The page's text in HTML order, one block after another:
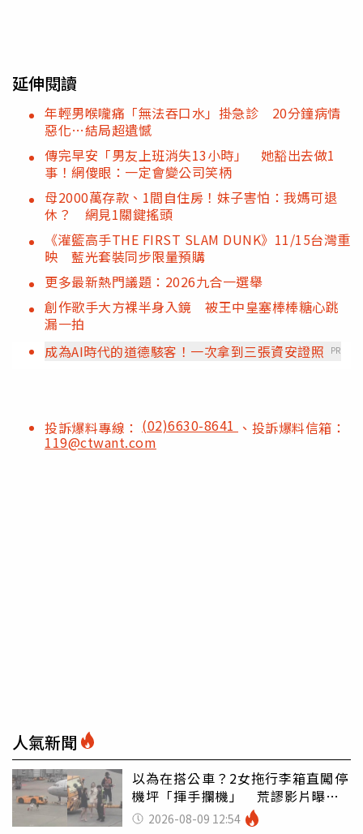
延伸閱讀
年輕男喉嚨痛「無法吞口水」掛急診 20分鐘病情
惡化…結局超遺憾
傳完早安「男友上班消失13小時」 她豁出去做1
事！網傻眼：一定會變公司笑柄
母2000萬存款、1間自住房！妹子害怕：我媽可退
休？ 網見1關鍵搖頭
《灌籃高手THE FIRST SLAM DUNK》11/15台灣重
映 藍光套裝同步限量預購
更多最新熱門議題：2026九合一選舉
創作歌手大方裸半身入鏡 被王中皇塞棒棒糖心跳
漏一拍
成為AI時代的道德駭客！一次拿到三張資安證照
PR
投訴爆料專線： (02)6630-8641 、投訴爆料信箱：
119@ctwant.com
人氣新聞
以為在搭公車？2女拖行李箱直闖停
機坪「揮手攔機」 荒謬影片曝網
傻眼2026-08-09 12:54